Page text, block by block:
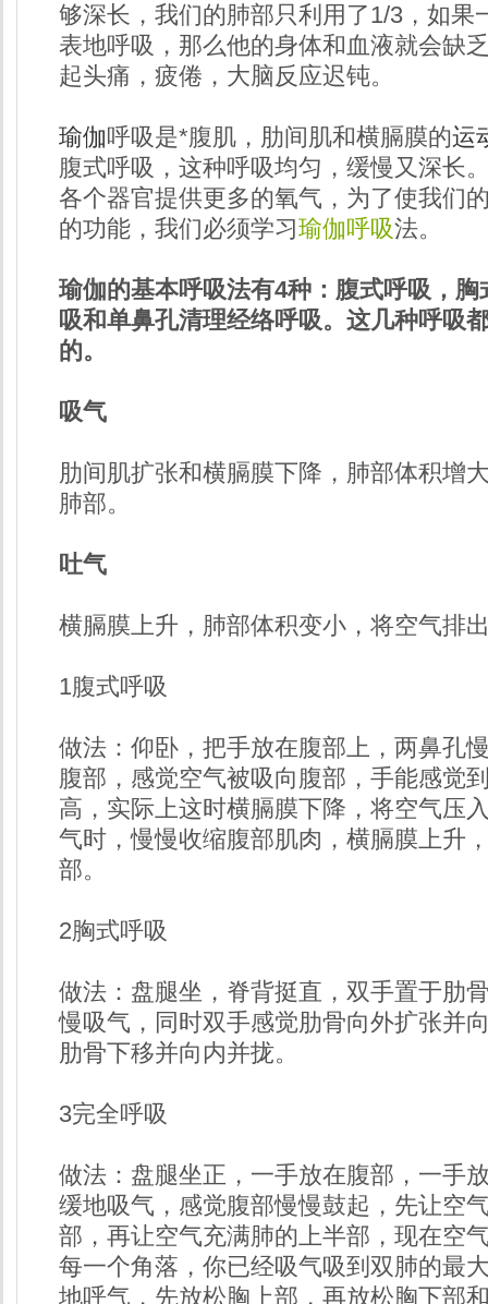
够深长，我们的肺部只利用了1/3，如果
表地呼吸，那么他的身体和血液就会缺
起头痛，疲倦，大脑反应迟钝。
瑜伽呼吸是*腹肌，肋间肌和横膈膜的运
腹式呼吸，这种呼吸均匀，缓慢又深长
各个器官提供更多的氧气，为了使我们
的功能，我们必须学习瑜伽呼吸法。
瑜伽的基本呼吸法有4种：腹式呼吸，胸
吸和单鼻孔清理经络呼吸。这几种呼吸
的。
吸气
肋间肌扩张和横膈膜下降，肺部体积增
肺部。
吐气
横膈膜上升，肺部体积变小，将空气排
1腹式呼吸
做法：仰卧，把手放在腹部上，两鼻孔
腹部，感觉空气被吸向腹部，手能感觉
高，实际上这时横膈膜下降，将空气压
气时，慢慢收缩腹部肌肉，横膈膜上升
部。
2胸式呼吸
做法：盘腿坐，脊背挺直，双手置于肋
慢吸气，同时双手感觉肋骨向外扩张并
肋骨下移并向内并拢。
3完全呼吸
做法：盘腿坐正，一手放在腹部，一手
缓地吸气，感觉腹部慢慢鼓起，先让空
部，再让空气充满肺的上半部，现在空
每一个角落，你已经吸气吸到双肺的最
地呼气，先放松胸上部，再放松胸下部